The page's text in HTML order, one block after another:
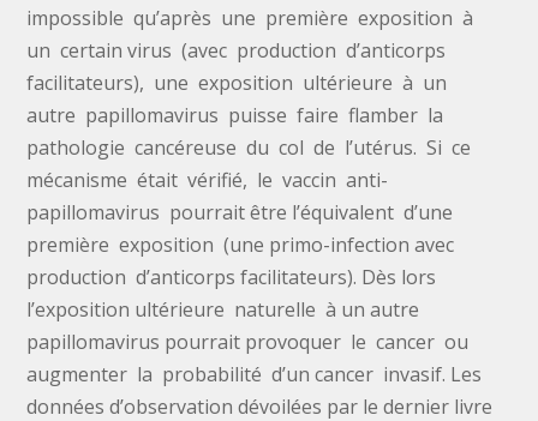
impossible qu’après une première exposition à
un certain virus (avec production d’anticorps
facilitateurs), une exposition ultérieure à un
autre papillomavirus puisse faire flamber la
pathologie cancéreuse du col de l’utérus. Si ce
mécanisme était vérifié, le vaccin anti-
papillomavirus pourrait être l’équivalent d’une
première exposition (une primo-infection avec
production d’anticorps facilitateurs). Dès lors
l’exposition ultérieure naturelle à un autre
papillomavirus pourrait provoquer le cancer ou
augmenter la probabilité d’un cancer invasif. Les
données d’observation dévoilées par le dernier livre